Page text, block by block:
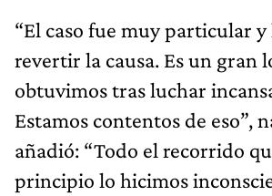
“El caso fue muy particular
revertir la causa. Es un gran
obtuvimos tras luchar
Estamos contentos de eso”,
añadió: “Todo el recorrido
principio lo hicimos